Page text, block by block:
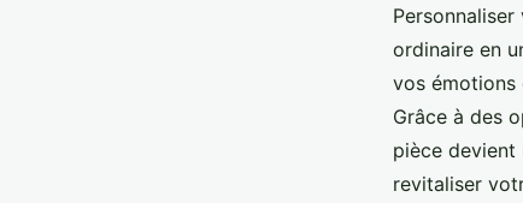
L'art de
intérieure avec un
ordinaire en
vos émotions
Grâce à des
pièce
revitaliser